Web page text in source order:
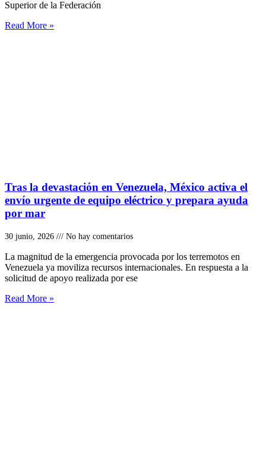
Superior de la Federación
Read More »
Tras la devastación en Venezuela, México activa el
envío urgente de equipo eléctrico y prepara ayuda
por mar
30 junio, 2026 No hay comentarios
La magnitud de la emergencia provocada por los terremotos en
Venezuela ya moviliza recursos internacionales. En respuesta a la
solicitud de apoyo realizada por ese
Read More »